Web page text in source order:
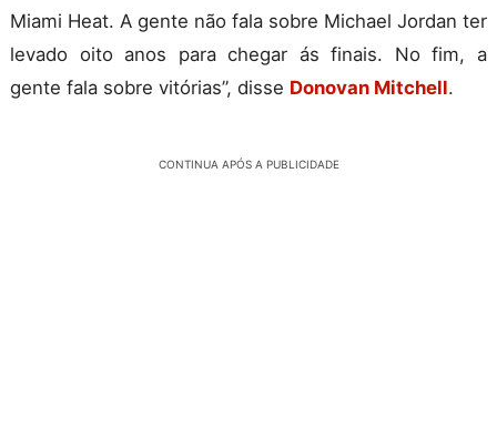
Miami Heat. A gente não fala sobre Michael Jordan ter
levado oito anos para chegar ás finais. No fim, a
gente fala sobre vitórias”, disse Donovan Mitchell.
CONTINUA APÓS A PUBLICIDADE